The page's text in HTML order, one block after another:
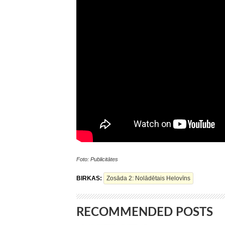
Foto: Publicitātes
BIRKAS: Zosāda 2: Nolādētais Helovīns
RECOMMENDED POSTS